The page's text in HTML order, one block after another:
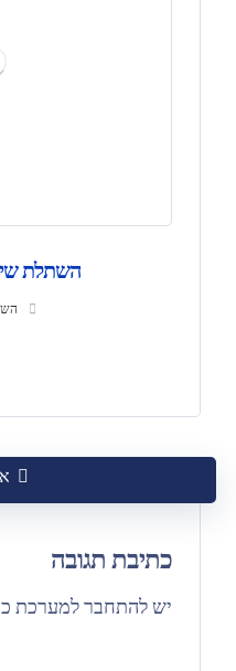
השתלת
כתיבת תגובה
ישלהתחבר למערכת